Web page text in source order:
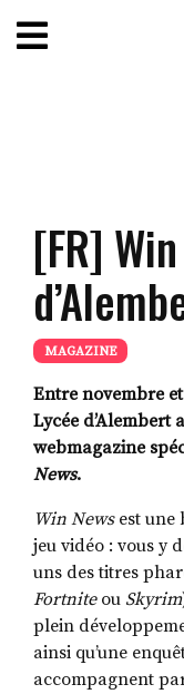
[FR]
MAGAZINE
Entre novembre
Lycée d’Alembert
webmagazine
News.
Win Newsest une
jeu vidéo : vous y
uns des titres
Fortniteou Skyrim
plein
ainsi qu’une
accompagnent